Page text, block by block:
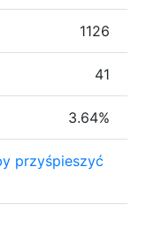
1126
41
3.64%
przyśpieszyć